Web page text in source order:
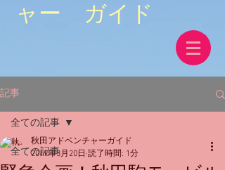
ャー ガイド
記事
全ての記事
全ての記事
秋田アドベンチャーガイド
2019年3月20日 読了時間: 1分